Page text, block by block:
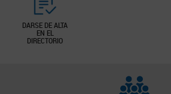
DARSE DE ALTA
EN EL
DIRECTORIO